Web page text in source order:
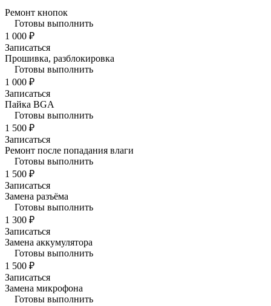
Ремонт кнопок
Готовы выполнить
1 000 ₽
Записаться
Прошивка, разблокировка
Готовы выполнить
1 000 ₽
Записаться
Пайка BGA
Готовы выполнить
1 500 ₽
Записаться
Ремонт после попадания влаги
Готовы выполнить
1 500 ₽
Записаться
Замена разъёма
Готовы выполнить
1 300 ₽
Записаться
Замена аккумулятора
Готовы выполнить
1 500 ₽
Записаться
Замена микрофона
Готовы выполнить